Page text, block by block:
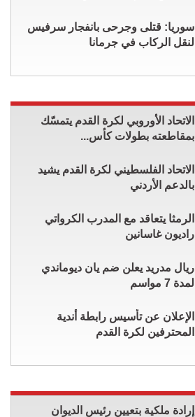
سوريا: قتلى وجرحى بانفجار سرفيس
لنقل الركاب في جرمانا
الاتحاد الأوروبي لكرة القدم يتمسّك
بمقاطعته بطولات كأس...
الاتحاد الفلسطيني لكرة القدم يشيد
بالدعم الأردني
الرمثا يتعاقد مع المدرب الكرواتي
راديون غاسانين
ريال مدريد يعلن ضم يان ديوماندي
لمدة 7 مواسم
الإعلان عن تأسيس رابطة أندية
المحترفين لكرة القدم
إرادة ملكية بتعيين رئيس الديوان